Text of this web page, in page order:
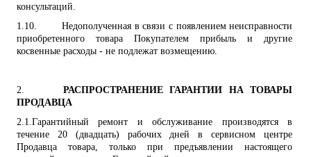
консультаций.
1.10.
Недополученная в связи с появлением неисправности
приобретенного товара Покупателем прибыль и другие
косвенные расходы - не подлежат возмещению.
2.
РАСПРОСТРАНЕНИЕ ГАРАНТИИ НА ТОВАРЫ
ПРОДАВЦА
2.1. Гарантийный ремонт и обслуживание производятся в
течение 20 (двадцать) рабочих дней в сервисном центре
Продавца товара , только при предъявлении настоящего